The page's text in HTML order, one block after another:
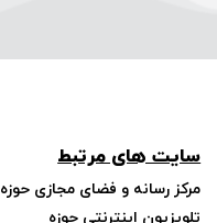
سایت های مرتبط
مرکز رسانه و فضای مجازی حوزه
تلویزیون اینترنتی حوزه